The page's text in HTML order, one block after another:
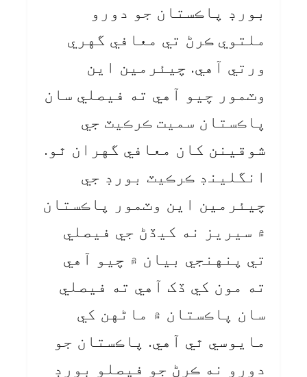
بورڊ پاڪستان جو دورو
ملتوي ڪرڻ تي معافي گهري
ورتي آهي. چيئرمين اين
وٽمور چيو آهي ته فيصلي سان
پاڪستان سميت ڪرڪيٽ جي
شوقينن کان معافي گهران ٿو.
انگلينڊ ڪرڪيٽ بورڊ جي
چيئرمين اين وٽمور پاڪستان
۾ سيريز نه کيڏڻ جي فيصلي
تي پنهنجي بيان ۾ چيو آهي
ته مون کي ڏک آهي ته فيصلي
سان پاڪستان ۾ ماڻهن کي
مايوسي ٿي آهي. پاڪستان جو
دورو نه ڪرڻ جو فيصلو بورڊ